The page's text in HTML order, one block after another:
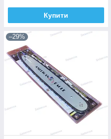
Купити
–29%